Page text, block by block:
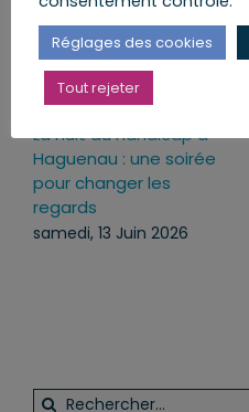
La nuit du handicap à
Haguenau : une soirée
pour changer les
regards
samedi, 13 Juin 2026
Rechercher:
Réglages des cookies
Tout rejeter